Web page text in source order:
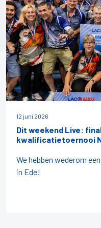
12 juni 2026
Dit weekend Live:
kwalificatietoernooi
We hebben wederom
in Ede!